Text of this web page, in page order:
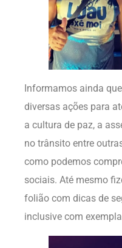
Informamos ainda
diversas ações para
a cultura de paz, a
no trânsito entre
como podemos
sociais. Até mesmo
folião com dicas de
inclusive com